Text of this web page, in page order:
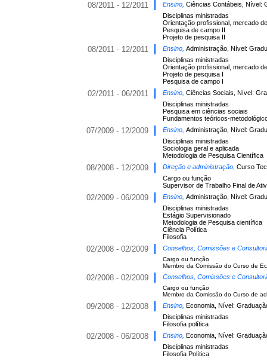
08/2011 - 12/2011 Ensino, Ciências Contábeis, Nível:
Disciplinas ministradas
Orientação profissional, mercado
Pesquisa de campo II
Projeto de pesquisa II
08/2011 - 12/2011 Ensino, Administração, Nível:
Disciplinas ministradas
Orientação profissional, mercado
Projeto de pesquisa I
Pesquisa de campo I
02/2011 - 06/2011 Ensino, Ciências Sociais, Nível:
Disciplinas ministradas
Pesquisa em ciências sociais
Fundamentos teóricos-
07/2009 - 12/2009 Ensino, Administração, Nível:
Disciplinas ministradas
Sociologia geral e aplicada
Metodologia de Pesquisa Científica
08/2008 - 12/2009 Direção e administração, Curso
Cargo ou função
Supervisor de Trabalho Final de
02/2009 - 06/2009 Ensino, Administração, Nível:
Disciplinas ministradas
Estágio Supervisionado
Metodologia de Pesquisa científica
Ciência Política
Filosofia
02/2008 - 02/2009 Conselhos, Comissões e
Cargo ou função
Membro da Comissão do Curso de
02/2008 - 02/2009 Conselhos, Comissões e
Cargo ou função
Membro da Comissão do Curso de
09/2008 - 12/2008 Ensino, Economia, Nível:
Disciplinas ministradas
Filosofia política
02/2008 - 06/2008 Ensino, Economia, Nível:
Disciplinas ministradas
Filosofia Política